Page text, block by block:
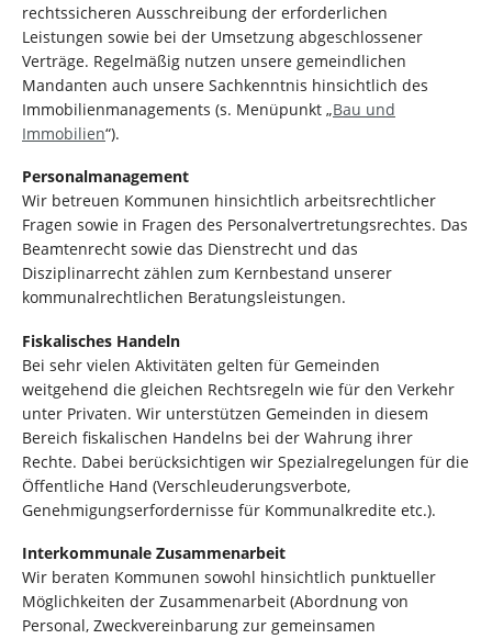
rechtssicheren Ausschreibung der erforderlichen
Leistungen sowie bei der Umsetzung abgeschlossener
Verträge. Regelmäßig nutzen unsere gemeindlichen
Mandanten auch unsere Sachkenntnis hinsichtlich des
Immobilienmanagements (s. Menüpunkt „Bau und
Immobilien“).
Personalmanagement
Wir betreuen Kommunen hinsichtlich arbeitsrechtlicher
Fragen sowie in Fragen des Personalvertretungsrechtes. Das
Beamtenrecht sowie das Dienstrecht und das
Disziplinarrecht zählen zum Kernbestand unserer
kommunalrechtlichen Beratungsleistungen.
Fiskalisches Handeln
Bei sehr vielen Aktivitäten gelten für Gemeinden
weitgehend die gleichen Rechtsregeln wie für den Verkehr
unter Privaten. Wir unterstützen Gemeinden in diesem
Bereich fiskalischen Handelns bei der Wahrung ihrer
Rechte. Dabei berücksichtigen wir Spezialregelungen für die
Öffentliche Hand (Verschleuderungsverbote,
Genehmigungserfordernisse für Kommunalkredite etc.).
Interkommunale Zusammenarbeit
Wir beraten Kommunen sowohl hinsichtlich punktueller
Möglichkeiten der Zusammenarbeit (Abordnung von
Personal, Zweckvereinbarung zur gemeinsamen